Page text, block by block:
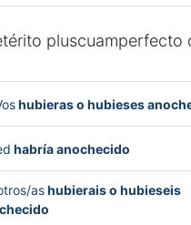
pluscuamperfecto
hubieras o hubieses
habría anochecido
ashubierais o hubieseis